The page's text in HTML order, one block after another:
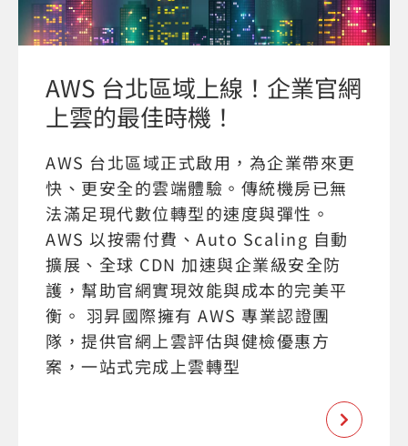
AWS 台北區域上線！企業官網
上雲的最佳時機！
AWS 台北區域正式啟用，為企業帶來更
快、更安全的雲端體驗。傳統機房已無
法滿足現代數位轉型的速度與彈性。
AWS 以按需付費、Auto Scaling 自動
擴展、全球 CDN 加速與企業級安全防
護，幫助官網實現效能與成本的完美平
衡。 羽昇國際擁有 AWS 專業認證團
隊，提供官網上雲評估與健檢優惠方
案，一站式完成上雲轉型